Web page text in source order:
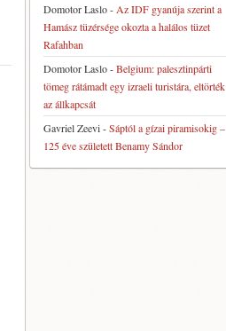
Domotor Laslo- Az IDF gyanúja szerint a
Hamász tüzérsége okozta a halálos tüzet
Rafahban
Domotor Laslo-Belgium: palesztinpárti
tömeg rátámadt egy izraeli turistára, eltörték
az állkapcsát
Gavriel Zeevi-Sáptól a gízai piramisokig –
125 éve született Benamy Sándor